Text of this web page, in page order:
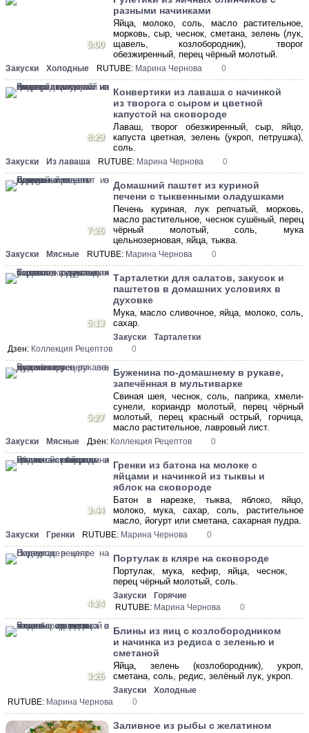
5:00
разными начинками
Яйца, молоко, соль, масло растительное,
морковь, сыр, чеснок, сметана, зелень (лук,
щавель, козлобородник), творог
обезжиренный, перец чёрный молотый.
Закуски Холодные RUTUBE: Марина Чернова 0
8:29
Конвертики из лаваша с начинкой
из творога с сыром и цветной
капустой на сковороде
Лаваш, творог обезжиренный, сыр, яйцо,
капуста цветная, зелень (укроп, петрушка),
соль.
Закуски Из лаваша RUTUBE: Марина Чернова 0
7:26
Домашний паштет из куриной
печени с тыквенными оладушками
Печень куриная, лук репчатый, морковь,
масло растительное, чеснок сушёный, перец
чёрный молотый, соль, мука
цельнозерновая, яйца, тыква.
Закуски Мясные RUTUBE: Марина Чернова 0
5:13
Тарталетки для салатов, закусок и
паштетов в домашних условиях в
духовке
Мука, масло сливочное, яйца, молоко, соль,
сахар.
Закуски
Тарталетки
Дзен: Коллекция Рецептов 0
5:27
Буженина по-домашнему в рукаве,
запечённая в мультиварке
Свиная шея, чеснок, соль, паприка, хмели-
сунели, кориандр молотый, перец чёрный
молотый, перец красный острый, горчица,
масло растительное, лавровый лист.
Закуски Мясные Дзен: Коллекция Рецептов 0
3:44
Гренки из батона на молоке с
яйцами и начинкой из тыквы и
яблок на сковороде
Батон в нарезке, тыква, яблоко, яйцо,
молоко, мука, сахар, соль, растительное
масло, йогурт или сметана, сахарная пудра.
Закуски Гренки RUTUBE: Марина Чернова 0
4:24
Портулак в кляре на сковороде
Портулак, мука, кефир, яйца, чеснок,
перец чёрный молотый, соль.
Закуски
Горячие
RUTUBE: Марина Чернова 0
3:26
Блины из яиц с козлобородником
и начинка из редиса с зеленью и
сметаной
Яйца, зелень (козлобородник), укроп,
сметана, соль, редис, зелёный лук, укроп.
Закуски
Холодные
RUTUBE: Марина Чернова 0
Заливное из рыбы с желатином